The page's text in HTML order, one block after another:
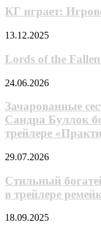
монстров»
шпионского
«Левша»
Игровой
№
КГ играет:
Lords
the
Fallen
II
—
второй
трейлер
13.12.2025
Lords of the
Зачарованные
Николь
Кидман
и
Сандра
борются
проклятием
в
трейлере
«Практическая
24.06.2026
Зачарованные
Сандра Буллок
трейлере
Стильный
грабитель
Майкл
Б.
в
29.07.2026
Стильный
в трейлере
Нельзя
18.09.2025